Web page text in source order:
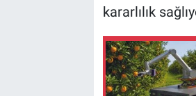
kararlılık